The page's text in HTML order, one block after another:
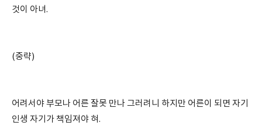
것이 아녀.
(중략)
어려서야 부모나 어른 잘못 만나 그러려니 하지만 어른이 되면 자기
인생 자기가 책임져야 혀.